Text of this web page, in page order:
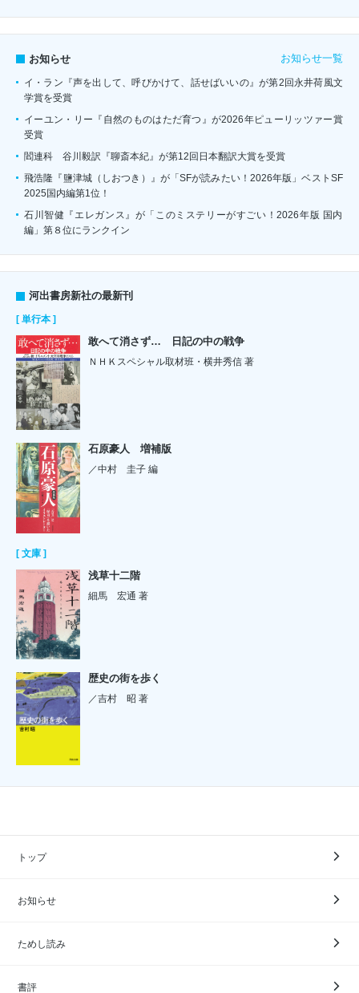
お知らせ お知らせ一覧
イ・ラン『声を出して、呼びかけて、話せばいいの』が第2回永井荷風文
学賞を受賞
イーユン・リー『自然のものはただ育つ』が2026年ピューリッツァー賞
受賞
閻連科 谷川毅訳『聊斎本紀』が第12回日本翻訳大賞を受賞
飛浩隆『鹽津城（しおつき）』が「SFが読みたい！2026年版」ベストSF
2025国内編第1位！
石川智健『エレガンス』が「このミステリーがすごい！2026年版 国内
編」第８位にランクイン
河出書房新社の最新刊
[ 単行本 ]
敢へて消さず… 日記の中の戦争
ＮＨＫスペシャル取材班・横井秀信 著
石原豪人 増補版
／中村 圭子 編
[ 文庫 ]
浅草十二階
細馬 宏通 著
歴史の街を歩く
／吉村 昭 著
トップ
お知らせ
ためし読み
書評